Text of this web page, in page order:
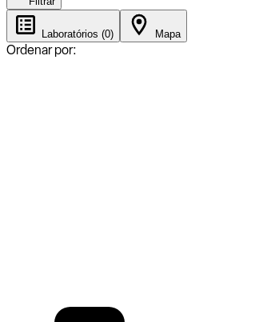
Laboratórios (0) Mapa
Ordenar por: